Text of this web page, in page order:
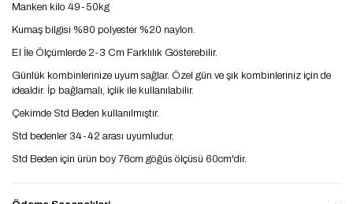
Manken kilo 49-50kg
Kumaş bilgisi %80 polyester %20 naylon.
El İle Ölçümlerde 2-3 Cm Farklılık Gösterebilir.
Günlük kombinlerinize uyum sağlar. Özel gün ve şık kombinleriniz için de
idealdir. İp bağlamalı, içlik ile kullanılabilir.
Çekimde Std Beden kullanılmıştır.
Std bedenler 34-42 arası uyumludur.
Std Beden için ürün boy 76cm göğüs ölçüsü 60cm'dir.